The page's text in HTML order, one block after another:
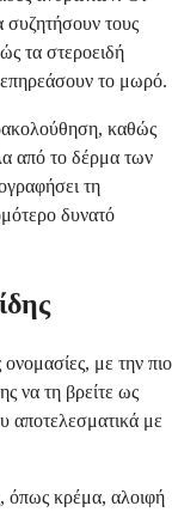
συζητήσουν τους
τα στεροειδή
το μωρό.
καθώς
από το δέρμα των
τη
δυνατό
ονομασίες, με την πιο
να τη βρείτε ως
αποτελεσματικά με
όπως κρέμα, αλοιφή